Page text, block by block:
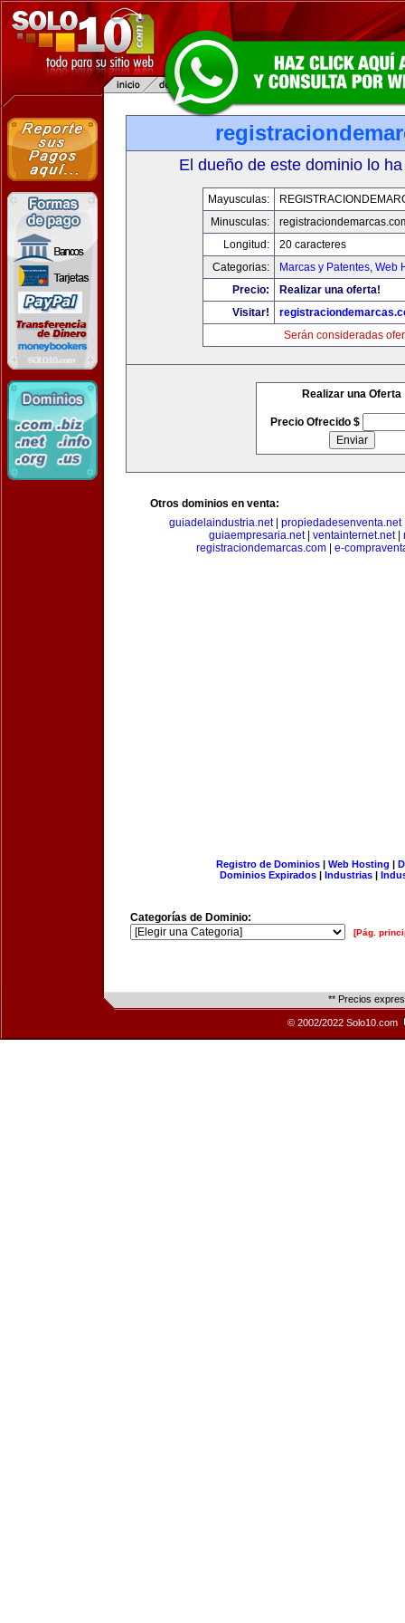
El dueño de este dominio lo
Mayusculas:
Minusculas:
Longitud:
20 caracteres
Categorias:
Marcas y Patentes, Web
Precio:
Realizar una oferta!
Visitar!
Serán consideradas
Realizar una Oferta
Precio Ofrecido $
Otros dominios en venta:
guiadelaindustria.net propiedadesenventa.net
guiaempresaria.net| ventainternet.net|
registraciondemarcas.com
e-
Registro de Dominios| Web Hosting |
Dominios Expirados | Industrias |
Categorías de Dominio:
[Pág.
** Precios
© 2002/2022 Solo10.com